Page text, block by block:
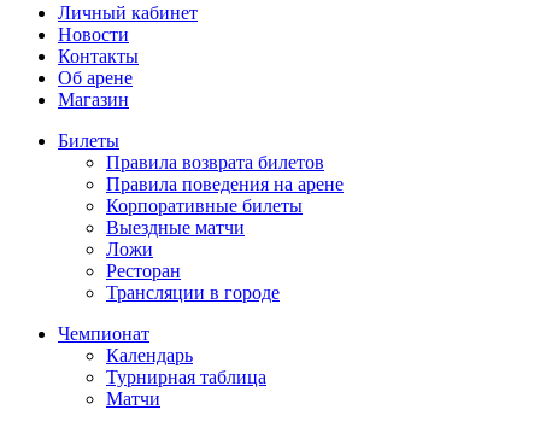
Личный кабинет
Новости
Контакты
Об арене
Магазин
Билеты
Правила возврата билетов
Правила поведения на арене
Корпоративные билеты
Выездные матчи
Ложи
Ресторан
Трансляции в городе
Чемпионат
Календарь
Турнирная таблица
Матчи